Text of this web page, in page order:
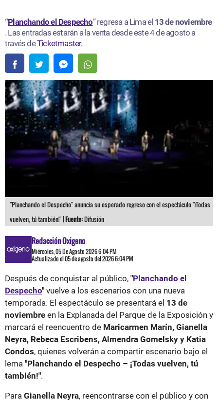
“Planchando el Despecho” regresa a Lima el 13 de noviembre
. Las entradas estarán a la venta desde este 4 de agosto a
través deTicketmaster.
"Planchando el Despecho" anuncia su esperado regreso con el espectáculo "¡Todas
vuelven, tú también!" |Fuente:Difusión
Redacción Oxigeno
Miércoles, 05 De Agosto 2026 6:04 PM
Actualizado el 05 de agosto del 2026 6:04 PM
Después de conquistar al público, "Planchando el
Despecho" vuelve a los escenarios con una nueva
temporada. El espectáculo se presentará el 13 de
noviembre en la Explanada del Parque de la Exposición y
marcará el reencuentro de Maricarmen Marín, Gianella
Neyra, Rebeca Escribens, Almendra Gomelsky y Katia
Condos, quienes volverán a compartir escenario bajo el
lema "Planchando el Despecho – ¡Todas vuelven, tú
también!".
Para Gianella Neyra, reencontrarse con el público y con